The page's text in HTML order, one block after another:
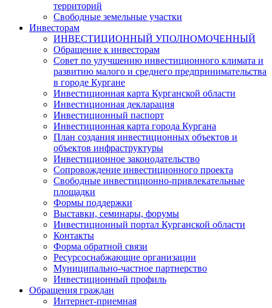
территорий
Свободные земельные участки
Инвесторам
ИНВЕСТИЦИОННЫЙ УПОЛНОМОЧЕННЫЙ
Обращение к инвесторам
Совет по улучшению инвестиционного климата и
развитию малого и среднего предпринимательства
в городе Кургане
Инвестиционная карта Курганской области
Инвестиционная декларация
Инвестиционный паспорт
Инвестиционная карта города Кургана
План создания инвестиционных объектов и
объектов инфраструктуры
Инвестиционное законодательство
Сопровождение инвестиционного проекта
Свободные инвестиционно-привлекательные
площадки
Формы поддержки
Выставки, семинары, форумы
Инвестиционный портал Курганской области
Контакты
Форма обратной связи
Ресурсоснабжающие организации
Муниципально-частное партнерство
Инвестиционный профиль
Обращения граждан
Интернет-приемная